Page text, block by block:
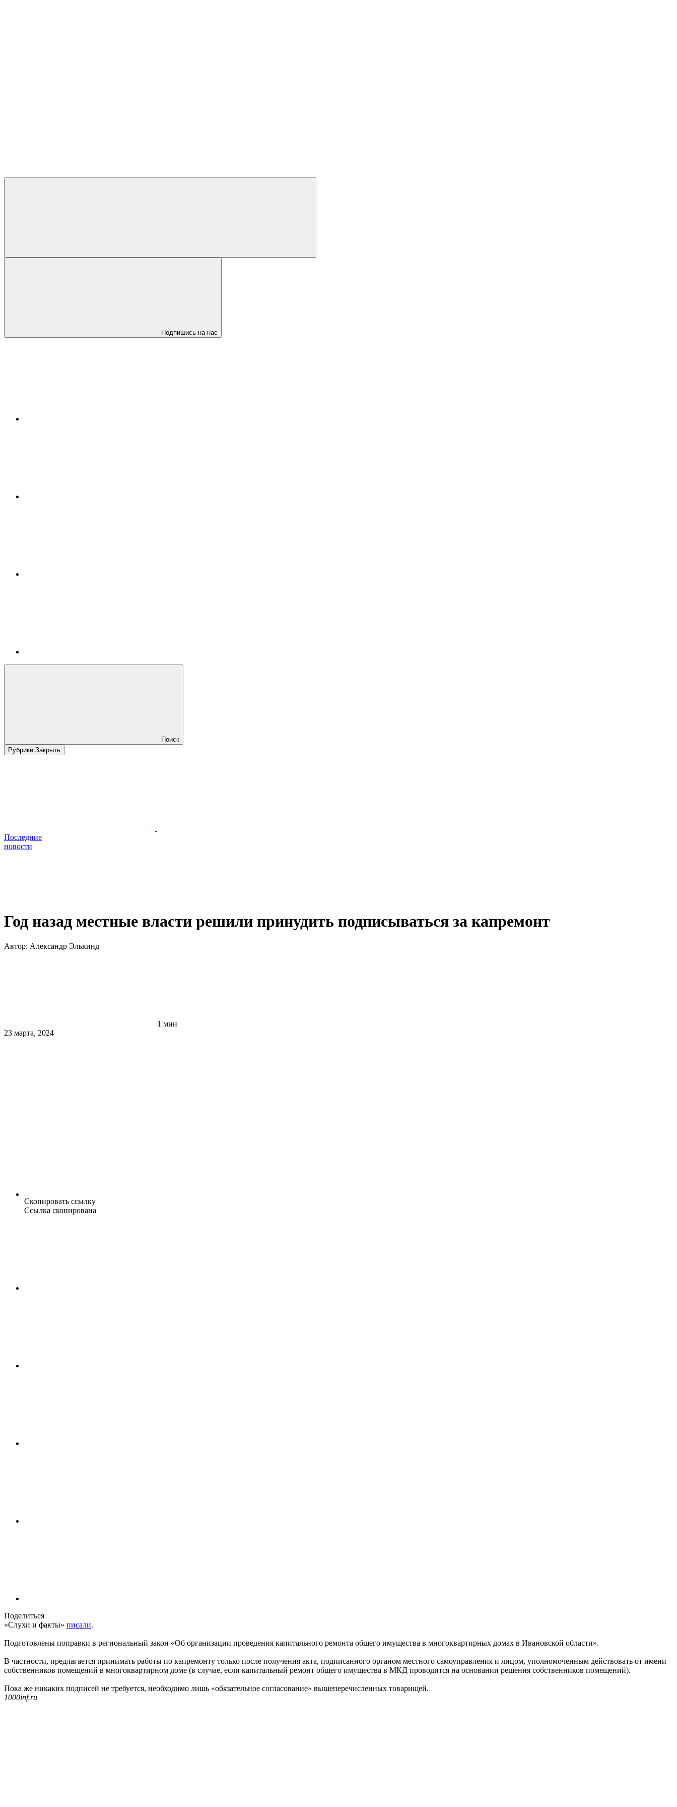
Подпишись на нас
Поиск
Рубрики Закрыть
Последние
новости
Год назад местные власти решили принудить подписываться за капремонт
Автор: Александр Элькинд
1 мин
23 марта, 2024
Скопировать ссылку
Ссылка скопирована
Поделиться
«Слухи и факты» писали.
Подготовлены поправки в региональный закон «Об организации проведения капитального ремонта общего имущества в многоквартирных домах в Ивановской области».
В частности, предлагается принимать работы по капремонту только после получения акта, подписанного органом местного самоуправления и лицом, уполномоченным действовать от имени
собственников помещений в многоквартирном доме (в случае, если капитальный ремонт общего имущества в МКД проводится на основании решения собственников помещений).
Пока же никаких подписей не требуется, необходимо лишь «обязательное согласование» вышеперечисленных товарищей.
1000inf.ru